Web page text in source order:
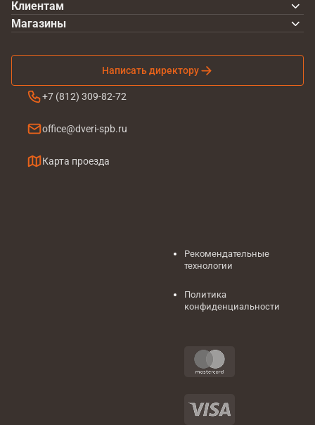
Клиентам
Написать директору
+7 (812) 309-82-72
office@dveri-spb.ru
Карта проезда
Магазины
Рекомендательные
технологии
Политика
конфиденциальности